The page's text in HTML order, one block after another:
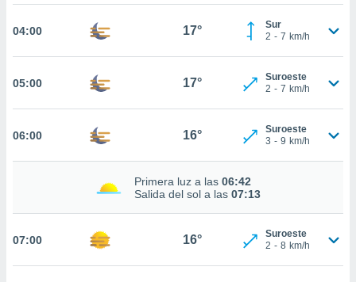
todas
nuestros
04:00 17°
Sur
2 - 7 km/h
05:00 17°
Suroeste
2 - 7 km/h
06:00 16°
Suroeste
3 - 9 km/h
Primera luz a las 06:42
Salida del sol a las 07:13
07:00 16°
Suroeste
2 - 8 km/h